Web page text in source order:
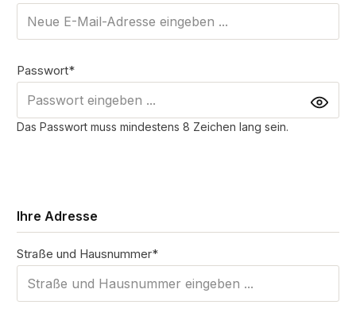
Passwort*
Das Passwort muss mindestens 8 Zeichen lang sein.
Ihre Adresse
Straße und Hausnummer*